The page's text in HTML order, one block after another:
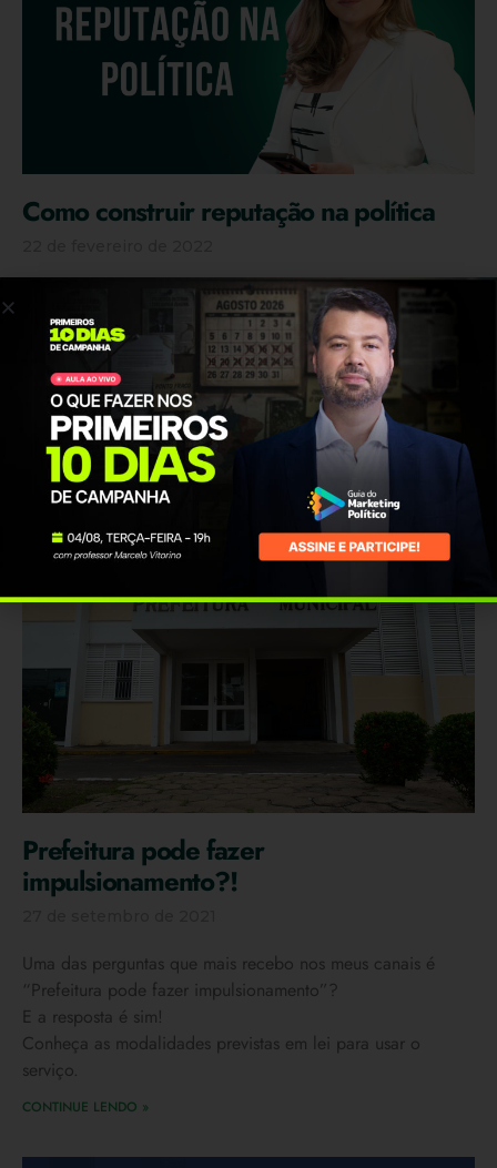
Como construir reputação na política
Quanto maior a reputação do politico, mais facilidade
haverá para aprovar projetos, combater boatos e fake news,
mobilizar pessoas em torno de uma causa, conseguir
exposição na imprensa e principalmente: quanto maior a
reputação menor o esforço e o gasto para conquistar o voto
do eleitor.
CONTINUE LENDO »
Prefeitura pode fazer
impulsionamento?!
Uma das perguntas que mais recebo nos meus canais é
“Prefeitura pode fazer impulsionamento”?
E a resposta é sim!
Conheça as modalidades previstas em lei para usar o
serviço.
CONTINUE LENDO »